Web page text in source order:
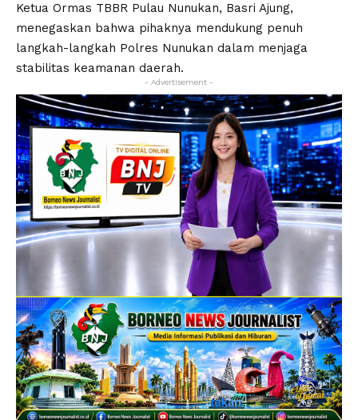
Ketua Ormas TBBR Pulau Nunukan, Basri Ajung,
menegaskan bahwa pihaknya mendukung penuh
langkah-langkah Polres Nunukan dalam menjaga
stabilitas keamanan daerah.
- Advertisement -